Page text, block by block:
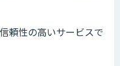
頼性の高いサービスで